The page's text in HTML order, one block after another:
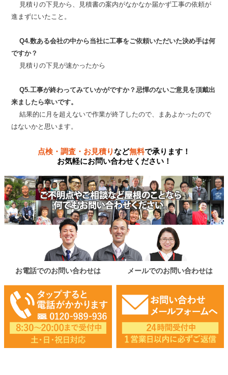
見積りの下見から、見積書の案内がなかなか届かず工事の依頼が
進まずにいたこと。
Q4.数ある会社の中から当社に工事をご依頼いただいた決め手は何
ですか？
見積りの下見が速かったから
Q5.工事が終わってみていかがですか？忌憚のないご意見を頂戴出
来ましたら幸いです。
結果的に月を超えないで作業が終了したので、まあよかったので
はないかと思います。
点検・調査・お見積りなど無料で承ります！
お気軽にお問い合わせください！
お電話でのお問い合わせは メールでのお問い合わせは